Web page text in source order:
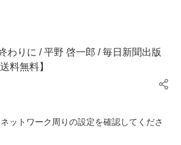
わりに / 平野 啓一郎 / 毎日新聞出版
料無料】
ットワーク周りの設定を確認してくださ